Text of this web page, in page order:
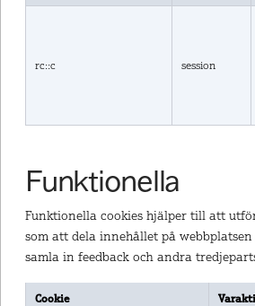
rc::c session
Funktionella
Funktionella cookies hjälper till att
som att dela innehållet på webbplatsen
samla in feedback och andra
Cookie